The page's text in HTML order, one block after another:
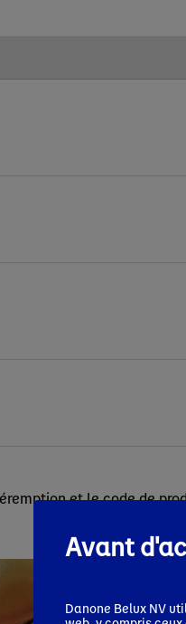
et le code de
Avant
Danone Belux NV